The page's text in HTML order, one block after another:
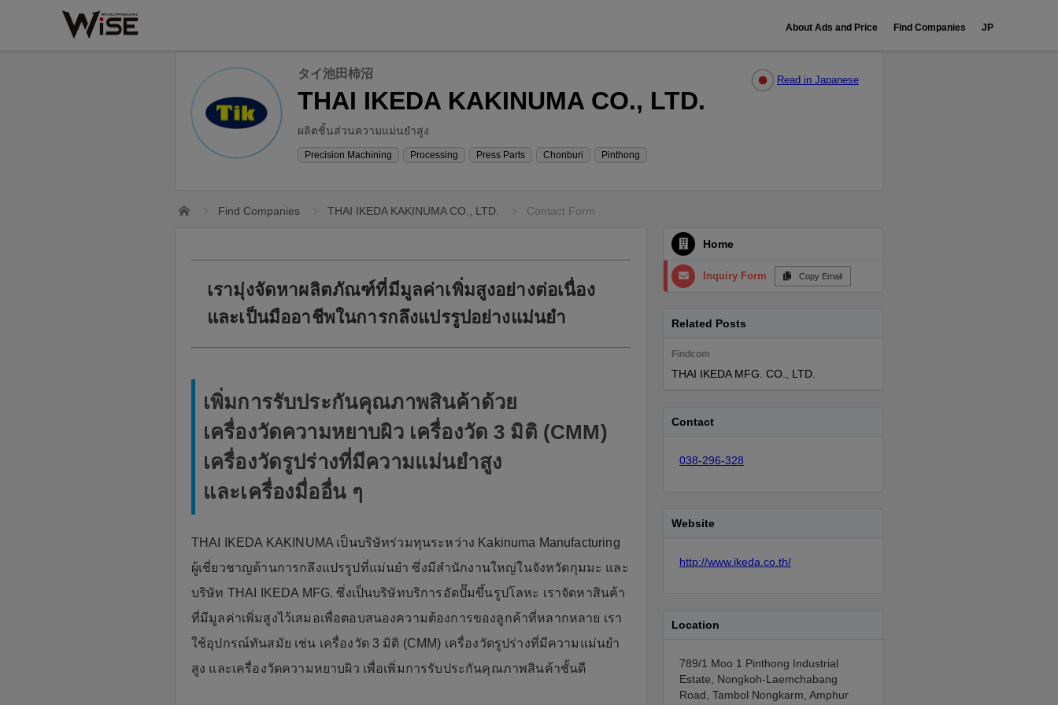
About Ads and Price Find Companies JP
タイ池田柿沼
THAI IKEDA KAKINUMA CO., LTD.
Read in Japanese
ผลิตชิ้นส่วนความแม่นยำสูง
Precision Machining Processing Press Parts Chonburi Pinthong
Home Find Companies THAI IKEDA KAKINUMA CO., LTD. Contact Form
เรามุ่งจัดหาผลิตภัณฑ์ที่มีมูลค่าเพิ่มสูงอย่างต่อเนื่อง
และเป็นมืออาชีพในการกลึงแปรรูปอย่างแม่นยำ
เพิ่มการรับประกันคุณภาพสินค้าด้วย
เครื่องวัดความหยาบผิว เครื่องวัด 3 มิติ (CMM)
เครื่องวัดรูปร่างที่มีความแม่นยำสูง
และเครื่องมื่ออื่น ๆ
THAI IKEDA KAKINUMA เป็นบริษัทร่วมทุนระหว่าง Kakinuma Manufacturing
ผู้เชี่ยวชาญด้านการกลึงแปรรูปที่แม่นยำ ซึ่งมีสำนักงานใหญ่ในจังหวัดกุมมะ และ
บริษัท THAI IKEDA MFG. ซึ่งเป็นบริษัทบริการอัดปั๊มขึ้นรูปโลหะ เราจัดหาสินค้า
ที่มีมูลค่าเพิ่มสูงไว้เสมอเพื่อตอบสนองความต้องการของลูกค้าที่หลากหลาย เรา
ใช้อุปกรณ์ทันสมัย เช่น เครื่องวัด 3 มิติ (CMM) เครื่องวัดรูปร่างที่มีความแม่นยำ
สูง และเครื่องวัดความหยาบผิว เพื่อเพิ่มการรับประกันคุณภาพสินค้าชั้นดี
Home
Inquiry Form Copy Email
Related Posts
Findcom
THAI IKEDA MFG. CO., LTD.
Contact
038-296-328
Website
http://www.ikeda.co.th/
Location
789/1 Moo 1 Pinthong Industrial
Estate, Nongkoh-Laemchabang
Road, Tambol Nongkarm, Amphur